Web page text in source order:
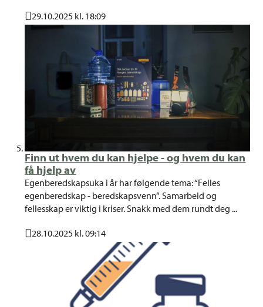
Publisert
29.10.2025 kl. 18:09
Finn ut hvem du kan hjelpe - og hvem du kan
få hjelp av
Egenberedskapsuka i år har følgende tema: “Felles
egenberedskap - beredskapsvenn”. Samarbeid og
fellesskap er viktig i kriser. Snakk med dem rundt deg ...
Publisert
28.10.2025 kl. 09:14